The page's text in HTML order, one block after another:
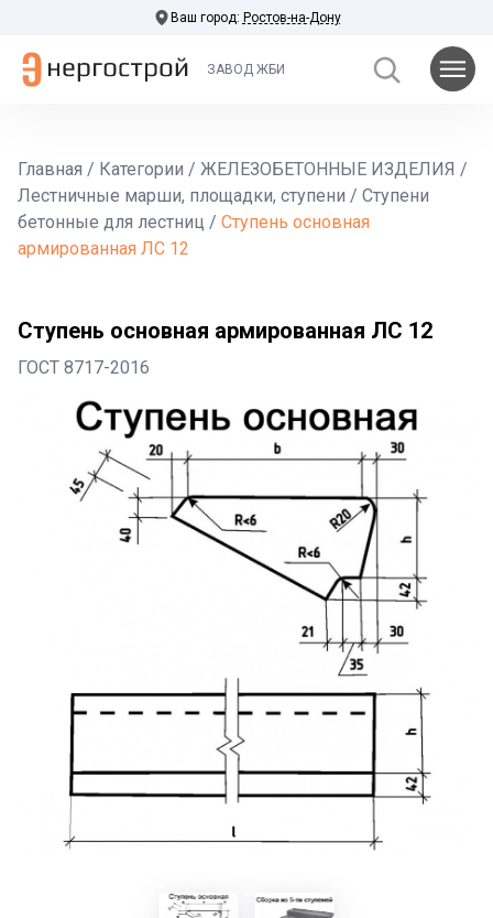
Ваш город: Ростов-на-Дону
ЗАВОД ЖБИ
Главная / Категории / ЖЕЛЕЗОБЕТОННЫЕ ИЗДЕЛИЯ /
Лестничные марши, площадки, ступени / Ступени
бетонные для лестниц / Ступень основная
армированная ЛС 12
Ступень основная армированная ЛС 12
ГОСТ 8717-2016